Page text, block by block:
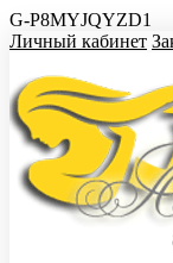
G-P8MYJQYZD1
Личный кабинет